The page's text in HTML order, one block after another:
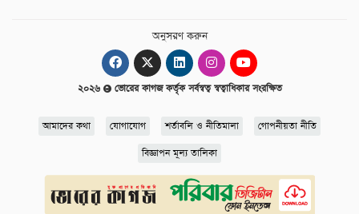
অনুসরণ করুন
২০২৬ ভোরের কাগজ কর্তৃক সর্বস্বত্ব স্বত্বাধিকার সংরক্ষিত
আমাদের কথা যোগাযোগ শর্তাবলি ও নীতিমালা গোপনীয়তা নীতি
বিজ্ঞাপন মূল্য তালিকা